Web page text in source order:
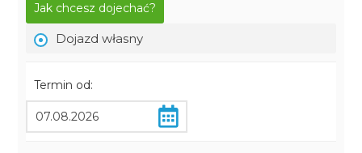
Jak chcesz dojechać?
Dojazd własny
Termin od: